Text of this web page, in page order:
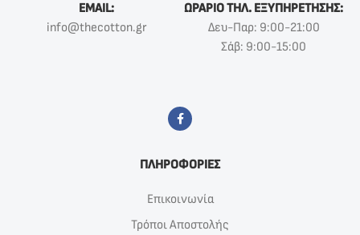
EMAIL:
info@thecotton.gr
ΩΡΑΡΙΟ ΤΗΛ. ΕΞΥΠΗΡΕΤΗΣΗΣ:
Δευ-Παρ: 9:00-21:00
Σάβ: 9:00-15:00
ΠΛΗΡΟΦΟΡΙΕΣ
Επικοινωνία
Τρόποι Αποστολής